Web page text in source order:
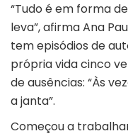
“Tudo é em forma
leva”, afirma Ana
tem episódios de
própria vida cinco
de ausências: “Às
a janta”.
Começou a